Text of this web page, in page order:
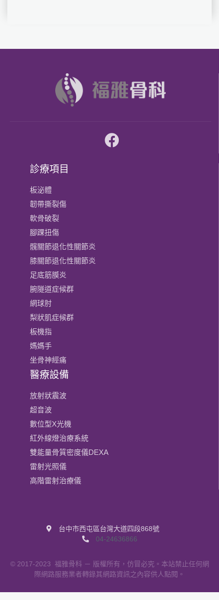
診療項目
板泌體
韌帶撕裂傷
軟骨破裂
腳踝扭傷
髖關節退化性關節炎
膝關節​退化性關節炎
足底筋膜炎
腕隧道症候群
網球肘
梨狀肌症候群
板機指
媽媽手
坐骨神經痛
醫療設備
放射狀震波
超音波
數位型X光機
紅外線燈治療系統
雙能量骨質密度儀DEXA
雷射光照儀
高階雷射治療儀
台中市西屯區台灣大道四段868號
04-24636866
© 2017-2023 福雅骨科 － 版權所有，仿冒必究。本站禁止任何網
際網路服務業者轉錄其網路資訊之內容供人點閱。